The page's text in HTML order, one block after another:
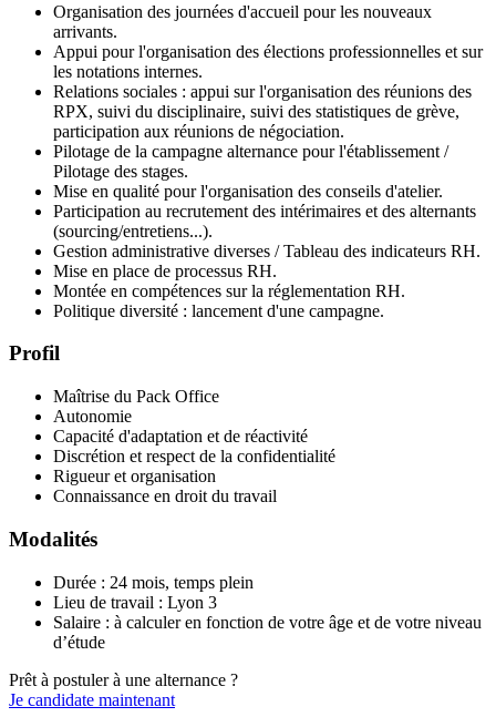
Organisation des journées d'accueil pour les nouveaux
arrivants.
Appui pour l'organisation des élections professionnelles et sur
les notations internes.
Relations sociales : appui sur l'organisation des réunions des
RPX, suivi du disciplinaire, suivi des statistiques de grève,
participation aux réunions de négociation.
Pilotage de la campagne alternance pour l'établissement /
Pilotage des stages.
Mise en qualité pour l'organisation des conseils d'atelier.
Participation au recrutement des intérimaires et des alternants
(sourcing/entretiens...).
Gestion administrative diverses / Tableau des indicateurs RH.
Mise en place de processus RH.
Montée en compétences sur la réglementation RH.
Politique diversité : lancement d'une campagne.
Profil
Maîtrise du Pack Office
Autonomie
Capacité d'adaptation et de réactivité
Discrétion et respect de la confidentialité
Rigueur et organisation
Connaissance en droit du travail
Modalités
Durée : 24 mois, temps plein
Lieu de travail : Lyon 3
Salaire : à calculer en fonction de votre âge et de votre niveau
d’étude
Prêt à postuler à une alternance ?
Je candidate maintenant